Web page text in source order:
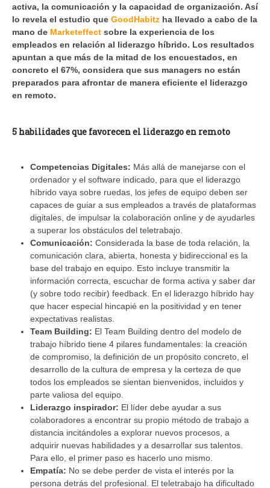
activa, la comunicación y la capacidad de organización. Así
lo revela el estudio que GoodHabitz ha llevado a cabo de la
mano de Marketeffect sobre la experiencia de los
empleados en relación al liderazgo híbrido. Los resultados
apuntan a que más de la mitad de los encuestados, en
concreto el 67%, considera que sus managers no están
preparados para afrontar de manera eficiente el liderazgo
en remoto.
5 habilidades que favorecen el liderazgo en remoto
Competencias Digitales: Más allá de manejarse con el
ordenador y el software indicado, para que el liderazgo
híbrido vaya sobre ruedas, los jefes de equipo deben ser
capaces de guiar a sus empleados a través de plataformas
digitales, de impulsar la colaboración online y de ayudarles
a superar los obstáculos del teletrabajo.
Comunicación: Considerada la base de toda relación, la
comunicación clara, abierta, honesta y bidireccional es la
base del trabajo en equipo. Esto incluye transmitir la
información correcta, escuchar de forma activa y saber dar
(y sobre todo recibir) feedback. En el liderazgo híbrido hay
que hacer especial hincapié en la positividad y en tener
expectativas realistas.
Team Building: El Team Building dentro del modelo de
trabajo híbrido tiene 4 pilares fundamentales: la creación
de compromiso, la definición de un propósito concreto, el
desarrollo de la cultura de empresa y la certeza de que
todos los empleados se sientan bienvenidos, incluidos y
parte valiosa del equipo.
Liderazgo inspirador: El líder debe ayudar a sus
colaboradores a encontrar su propio método de trabajo a
distancia incitándoles a explorar nuevos procesos, a
adquirir nuevas habilidades y a desarrollar sus talentos.
Para ello, el primer paso es hacerlo uno mismo.
Empatía: No se debe perder de vista el interés por la
persona detrás del profesional. El teletrabajo ha dificultado